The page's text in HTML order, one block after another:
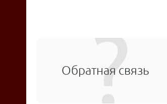
Обратная связь